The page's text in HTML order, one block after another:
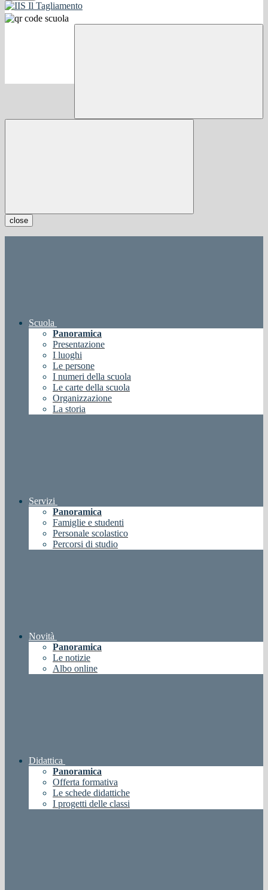
close
Scuola
Panoramica
Presentazione
I luoghi
Le persone
I numeri della scuola
Le carte della scuola
Organizzazione
La storia
Servizi
Panoramica
Famiglie e studenti
Personale scolastico
Percorsi di studio
Novità
Panoramica
Le notizie
Albo online
Didattica
Panoramica
Offerta formativa
Le schede didattiche
I progetti delle classi